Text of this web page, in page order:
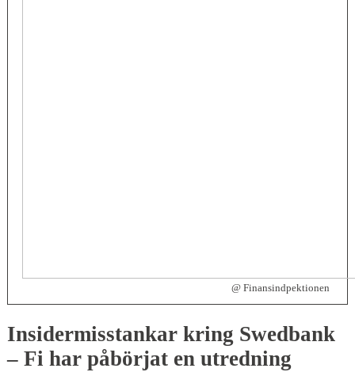
@ Finansindpektionen
Insidermisstankar kring Swedbank
– Fi har påbörjat en utredning